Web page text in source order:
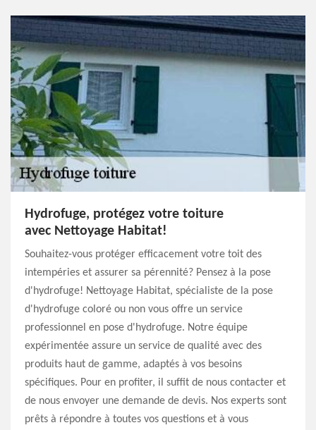
Hydrofuge, protégez votre toiture
avec Nettoyage Habitat!
Souhaitez-vous protéger efficacement votre toit des
intempéries et assurer sa pérennité? Pensez à la pose
d'hydrofuge! Nettoyage Habitat, spécialiste de la pose
d'hydrofuge coloré ou non vous offre un service
professionnel en pose d'hydrofuge. Notre équipe
expérimentée assure un service de qualité avec des
produits haut de gamme, adaptés à vos besoins
spécifiques. Pour en profiter, il suffit de nous contacter et
de nous envoyer une demande de devis. Nos experts sont
prêts à répondre à toutes vos questions et à vous